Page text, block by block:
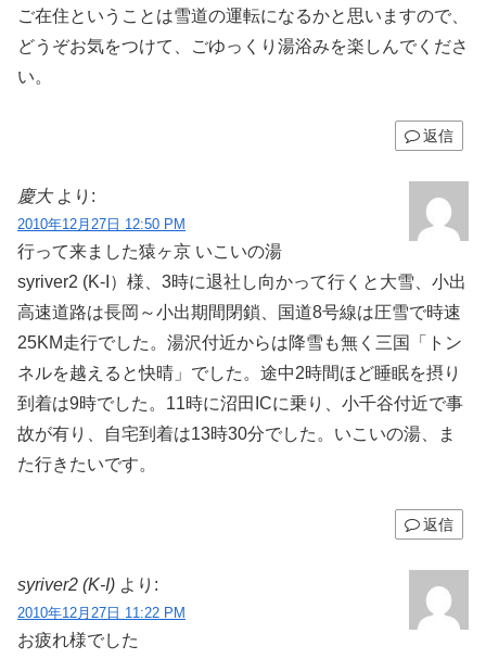
ご在住ということは雪道の運転になるかと思いますので、
どうぞお気をつけて、ごゆっくり湯浴みを楽しんでくださ
い。
返信
慶大 より:
2010年12月27日 12:50 PM
行って来ました猿ヶ京 いこいの湯
syriver2 (K-I）様、3時に退社し向かって行くと大雪、小出
高速道路は長岡～小出期間閉鎖、国道8号線は圧雪で時速
25KM走行でした。湯沢付近からは降雪も無く三国「トン
ネルを越えると快晴」でした。途中2時間ほど睡眠を摂り
到着は9時でした。11時に沼田ICに乗り、小千谷付近で事
故が有り、自宅到着は13時30分でした。いこいの湯、ま
た行きたいです。
返信
syriver2 (K-I) より:
2010年12月27日 11:22 PM
お疲れ様でした